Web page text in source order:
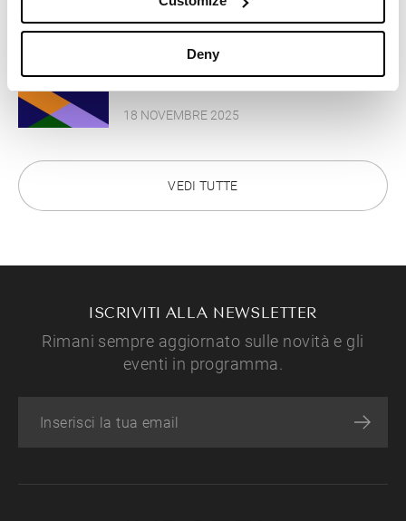
Deny
16 DICEMBRE 2025
18 NOVEMBRE 2025
IMBOTEX @ ISPO 2025
VEDI TUTTE
ISCRIVITI ALLA NEWSLETTER
Rimani sempre aggiornato sulle novità e gli
eventi in programma.